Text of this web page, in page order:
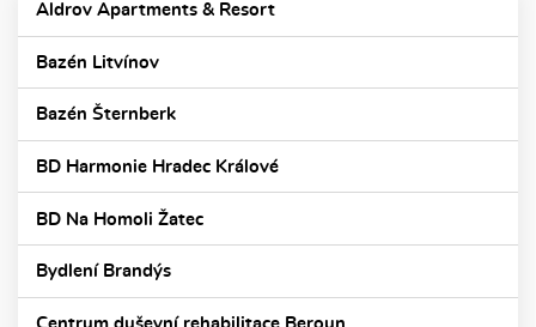
Aldrov Apartments & Resort
Bazén Litvínov
Bazén Šternberk
BD Harmonie Hradec Králové
BD Na Homoli Žatec
Bydlení Brandýs